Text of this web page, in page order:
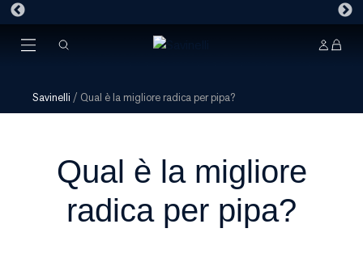
Savinelli / Qual è la migliore radica per pipa?
Qual è la migliore
radica per pipa?